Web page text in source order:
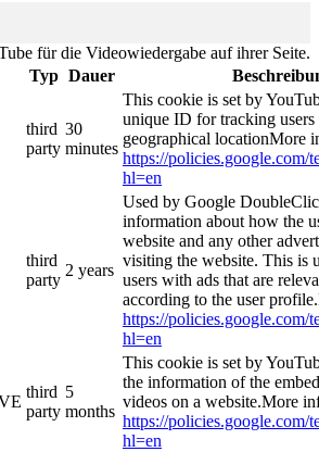
für die Videowiedergabe auf ihrer Seite.
Typ Dauer
third
party
30
minutes
This cookie is set by
unique ID for tracking users
geographical locationMore
https://policies.google.com/
hl=en
third
party
2 years
Used by Google
information about how the
website and any other
visiting the website. This is
users with ads that are
according to the user
https://policies.google.com/
hl=en
third
party
5
months
This cookie is set by
the information of the
videos on a website.More
https://policies.google.com/
hl=en